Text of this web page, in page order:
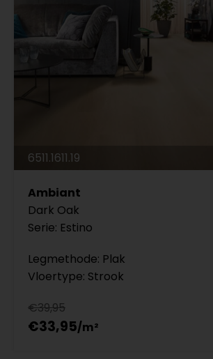
6511.1611.19
Ambiant
Dark Oak
Serie: Estino
Legmethode: Plak
Vloertype: Strook
€39,95
€33,95